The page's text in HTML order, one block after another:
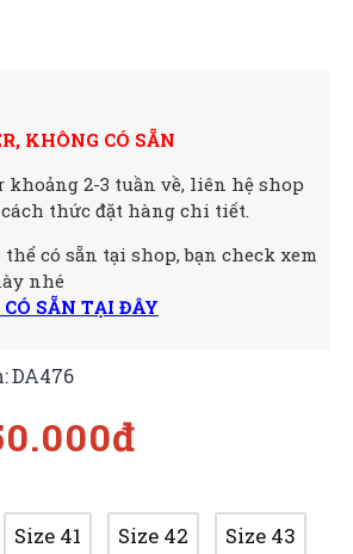
KHÔNG CÓ SẴN
khoảng 2-3 tuần về, liên hệ shop
thức đặt hàng chi tiết.
thể có sẵn tại shop, bạn check xem
nhé
SẴN TẠI ĐÂY
DA476
Size 41 Size 42 Size 43